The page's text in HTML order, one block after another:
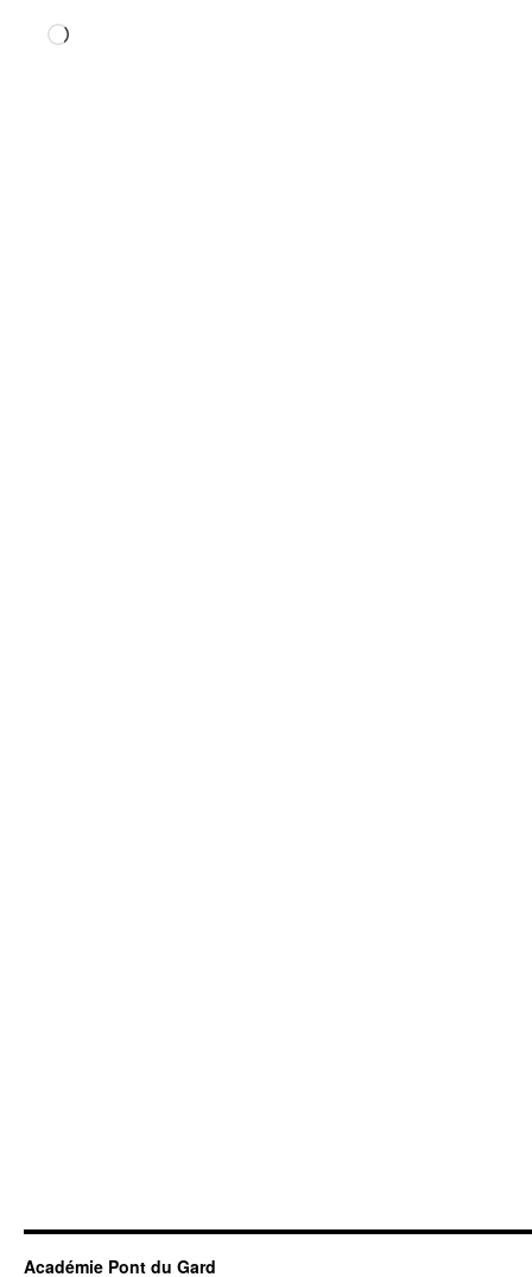
Chargement…
Académie Pont du Gard